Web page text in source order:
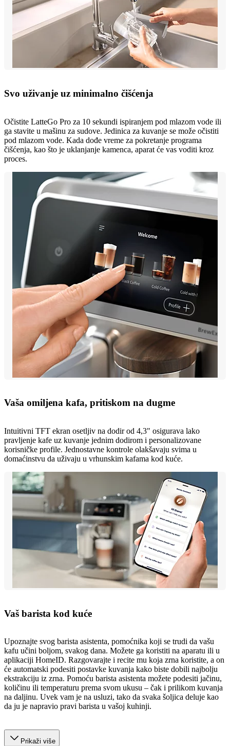
Svo uživanje uz minimalno čišćenja
Očistite LatteGo Pro za 10 sekundi ispiranjem pod mlazom vode ili
ga stavite u mašinu za sudove. Jedinica za kuvanje se može očistiti
pod mlazom vode. Kada dođe vreme za pokretanje programa
čišćenja, kao što je uklanjanje kamenca, aparat će vas voditi kroz
proces.
Vaša omiljena kafa, pritiskom na dugme
Intuitivni TFT ekran osetljiv na dodir od 4,3" osigurava lako
pravljenje kafe uz kuvanje jednim dodirom i personalizovane
korisničke profile. Jednostavne kontrole olakšavaju svima u
domaćinstvu da uživaju u vrhunskim kafama kod kuće.
Vaš barista kod kuće
Upoznajte svog barista asistenta, pomoćnika koji se trudi da vašu
kafu učini boljom, svakog dana. Možete ga koristiti na aparatu ili u
aplikaciji HomeID. Razgovarajte i recite mu koja zrna koristite, a on
će automatski podesiti postavke kuvanja kako biste dobili najbolju
ekstrakciju iz zrna. Pomoću barista asistenta možete podesiti jačinu,
količinu ili temperaturu prema svom ukusu – čak i prilikom kuvanja
na daljinu. Uvek vam je na usluzi, tako da svaka šoljica deluje kao
da ju je napravio pravi barista u vašoj kuhinji.
Prikaži više